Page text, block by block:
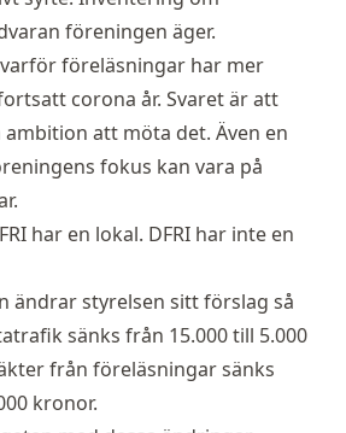
föreningen äger.
föreläsningar har mer
corona år. Svaret är att
att möta det. Även en
fokus kan vara på
har en lokal. DFRI har inte en
ändrar styrelsen sitt förslag så
sänks från 15.000 till 5.000
från föreläsningar sänks
kronor.